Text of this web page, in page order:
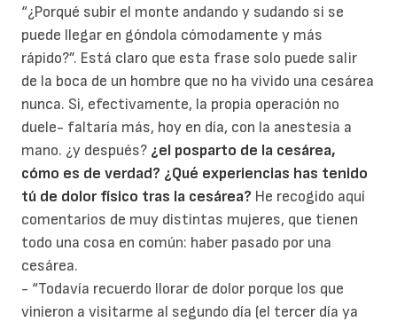
“¿Porqué subir el monte andando y sudando si se
puede llegar en góndola cómodamente y más
rápido?”. Está claro que esta frase solo puede salir
de la boca de un hombre que no ha vivido una cesárea
nunca. Si, efectivamente, la propia operación no
duele- faltaría más, hoy en día, con la anestesia a
mano. ¿y después? ¿el posparto de la cesárea,
cómo es de verdad? ¿Qué experiencias has tenido
tú de dolor físico tras la cesárea? He recogido aquí
comentarios de muy distintas mujeres, que tienen
todo una cosa en común: haber pasado por una
cesárea.
- “Todavía recuerdo llorar de dolor porque los que
vinieron a visitarme al segundo día (el tercer día ya